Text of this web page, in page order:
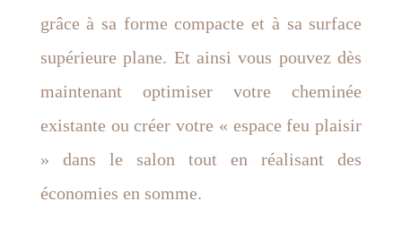
grâce à sa forme compacte et à sa surface
supérieure plane. Et ainsi vous pouvez dès
maintenant optimiser votre cheminée
existante ou créer votre « espace feu plaisir
» dans le salon tout en réalisant des
économies en somme.